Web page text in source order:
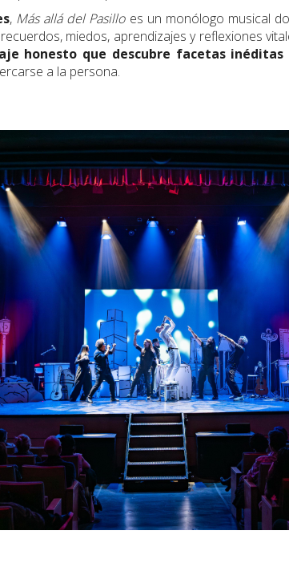
, Más allá del Pasilloes un monólogo musical
miedos, aprendizajes y reflexiones
honesto que descubre facetas
a la persona.